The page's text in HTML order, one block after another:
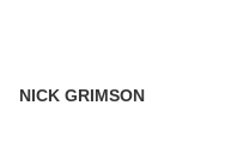
NICK GRIMSON